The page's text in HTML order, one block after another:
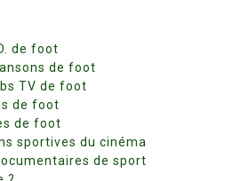
de foot
de foot
TV de foot
de foot
de foot
sportives du cinéma
de sport